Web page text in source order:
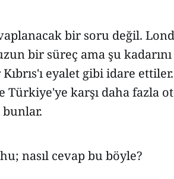
bir soru değil.
bir süreç ama şu
eyalet gibi idare
Türkiye'ye karşı daha fazla
nasıl cevap bu böyle?